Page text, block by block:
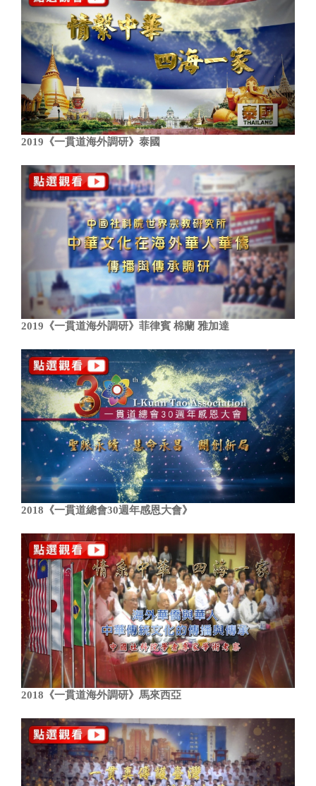
2019《一貫道海外調研》泰國
2019《一貫道海外調研》菲律賓 棉蘭 雅加達
2018《一貫道總會30週年感恩大會》
2018《一貫道海外調研》馬來西亞